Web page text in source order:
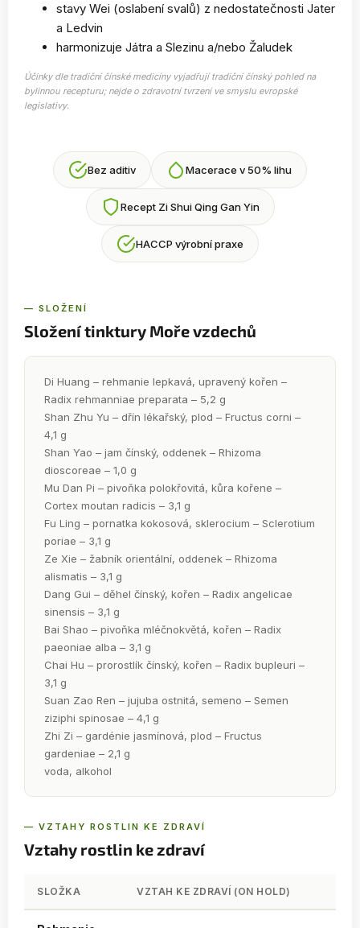
stavy Wei (oslabení svalů) z nedostatečnosti Jater
a Ledvin
harmonizuje Játra a Slezinu a/nebo Žaludek
Účinky dle tradiční čínské medicíny vyjadřují tradiční čínský pohled na
bylinnou recepturu; nejde o zdravotní tvrzení ve smyslu evropské
legislativy.
Bez aditiv Macerace v 50% lihu
Recept Zi Shui Qing Gan Yin
HACCP výrobní praxe
— SLOŽENÍ
Složení tinktury Moře vzdechů
Di Huang – rehmanie lepkavá, upravený kořen –
Radix rehmanniae preparata – 5,2 g
Shan Zhu Yu – dřín lékařský, plod – Fructus corni –
4,1 g
Shan Yao – jam čínský, oddenek – Rhizoma
dioscoreae – 1,0 g
Mu Dan Pi – pivoňka polokřovitá, kůra kořene –
Cortex moutan radicis – 3,1 g
Fu Ling – pornatka kokosová, sklerocium – Sclerotium
poriae – 3,1 g
Ze Xie – žabník orientální, oddenek – Rhizoma
alismatis – 3,1 g
Dang Gui – děhel čínský, kořen – Radix angelicae
sinensis – 3,1 g
Bai Shao – pivoňka mléčnokvětá, kořen – Radix
paeoniae alba – 3,1 g
Chai Hu – prorostlík čínský, kořen – Radix bupleuri –
3,1 g
Suan Zao Ren – jujuba ostnitá, semeno – Semen
ziziphi spinosae – 4,1 g
Zhi Zi – gardénie jasmínová, plod – Fructus
gardeniae – 2,1 g
voda, alkohol
— VZTAHY ROSTLIN KE ZDRAVÍ
Vztahy rostlin ke zdraví
SLOŽKA VZTAH KE ZDRAVÍ (ON HOLD)